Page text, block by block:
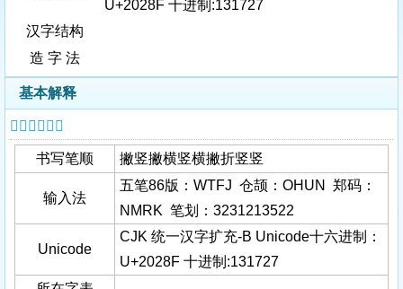
U+2028F 十进制:131727
汉字结构
造 字 法
基本解释
𠊏字基本信息
书写笔顺 撇竖撇横竖横撇折竖竖
输入法
五笔86版：WTFJ 仓颉：OHUN 郑码：
NMRK 笔划：3231213522
Unicode
CJK 统一汉字扩充-B Unicode十六进制：
U+2028F 十进制:131727